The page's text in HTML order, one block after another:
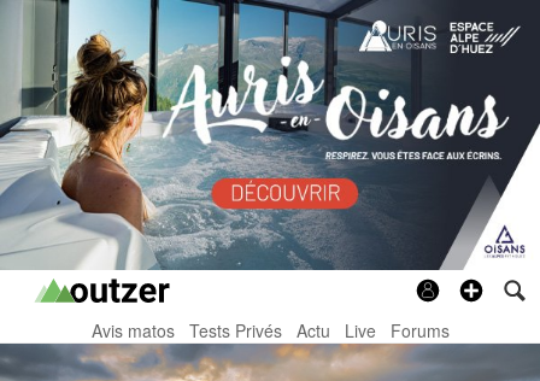
Avis matos Tests Privés Actu Live Forums